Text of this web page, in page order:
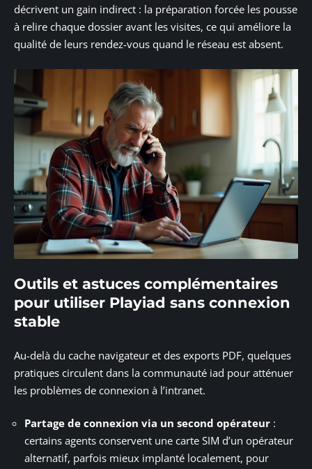
décrivent un gain indirect : la préparation forcée les pousse
à relire chaque dossier avant les visites, ce qui améliore la
qualité de leurs rendez-vous quand le réseau est absent.
Outils et astuces complémentaires
pour utiliser Playiad sans connexion
stable
Au-delà du cache navigateur et des exports PDF, quelques
pratiques circulent dans la communauté iad pour atténuer
les problèmes de connexion à l’intranet.
Partage de connexion via un second opérateur :
certains agents conservent une carte SIM d’un opérateur
alternatif, parfois mieux implanté localement, pour